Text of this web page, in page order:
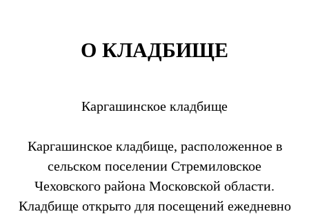
О КЛАДБИЩЕ
Каргашинское кладбище
Каргашинское кладбище, расположенное в
сельском поселении Стремиловское
Чеховского района Московской области.
Кладбище открыто для посещений ежедневно